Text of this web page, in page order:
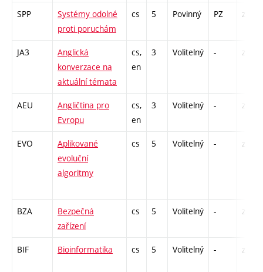
SPP
Systémy odolné
proti poruchám
cs 5 Povinný PZ zá,zk
JA3
Anglická
konverzace na
aktuální témata
cs,
en
3 Volitelný - zá,zk
AEU
Angličtina pro
Evropu
cs,
en
3 Volitelný - zá,zk
EVO
Aplikované
evoluční
algoritmy
cs 5 Volitelný - zk
BZA
Bezpečná
zařízení
cs 5 Volitelný - zk
BIF Bioinformatika cs 5 Volitelný - zk